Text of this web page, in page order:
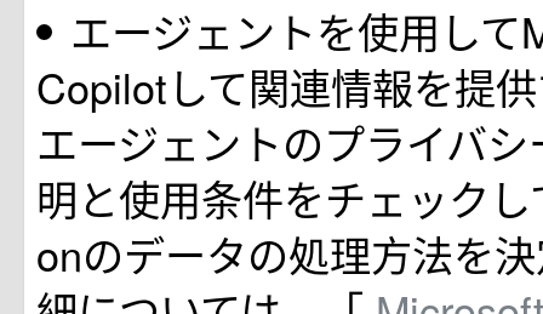
エージェントを使用して
Copilotして関連情報を提
エージェントのプライバ
明と使用条件をチェック
onのデータの処理方法を